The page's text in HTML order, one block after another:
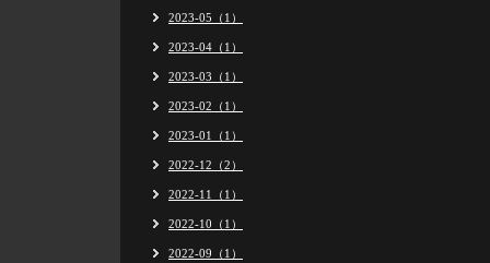
2023-05（1）
2023-04（1）
2023-03（1）
2023-02（1）
2023-01（1）
2022-12（2）
2022-11（1）
2022-10（1）
2022-09（1）